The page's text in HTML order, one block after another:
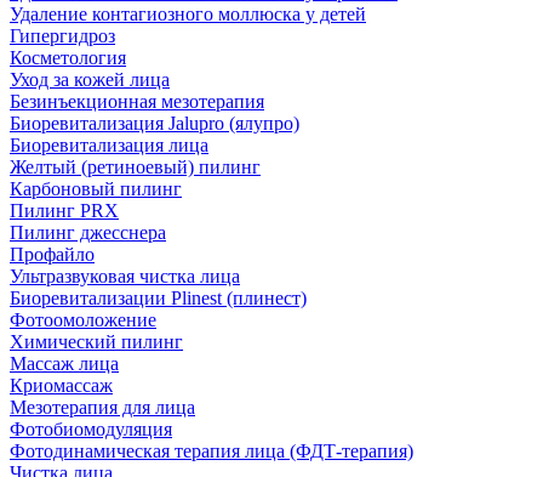
Удаление контагиозного моллюска у детей
Гипергидроз
Косметология
Уход за кожей лица
Безинъекционная мезотерапия
Биоревитализация Jalupro (ялупро)
Биоревитализация лица
Желтый (ретиноевый) пилинг
Карбоновый пилинг
Пилинг PRX
Пилинг джесснера
Профайло
Ультразвуковая чистка лица
Биоревитализации Plinest (плинест)
Фотоомоложение
Химический пилинг
Массаж лица
Криомассаж
Мезотерапия для лица
Фотобиомодуляция
Фотодинамическая терапия лица (ФДТ-терапия)
Чистка лица